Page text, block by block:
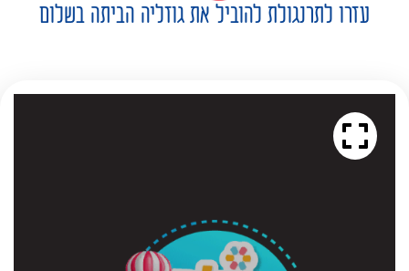
עזרו לתרנגולת להוביל את גוזליה הביתה בשלום